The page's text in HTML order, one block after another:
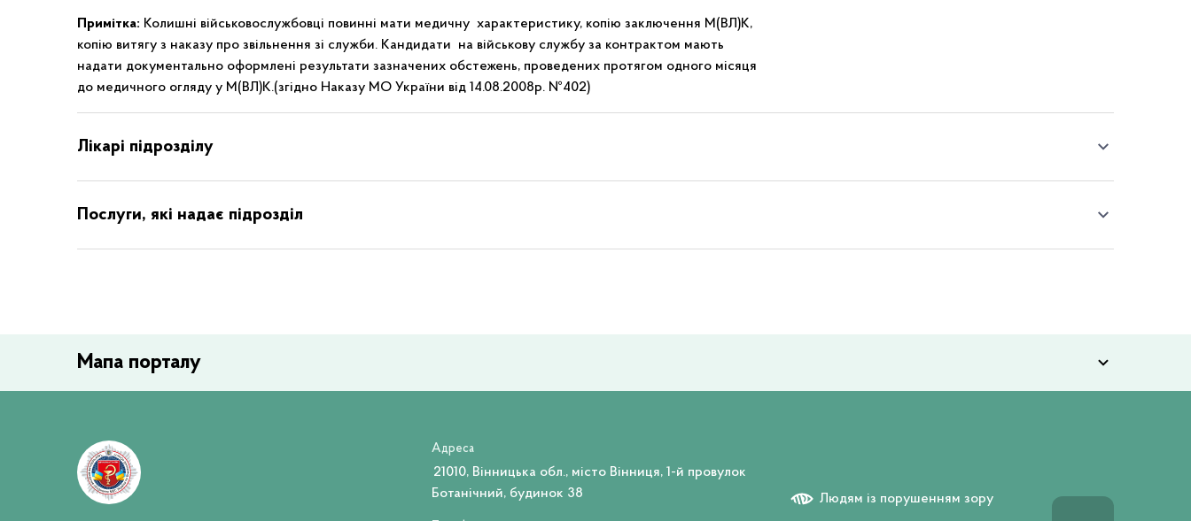
Примітка: Колишні військовослужбовці повинні мати медичну характеристику, копію заключення М(ВЛ)К,
копію витягу з наказу про звільнення зі служби. Кандидати на військову службу за контрактом мають
надати документально оформлені результати зазначених обстежень, проведених протягом одного місяця
до медичного огляду у М(ВЛ)К.(згідно Наказу МО України від 14.08.2008р. №402)
Лікарі підрозділу
Послуги, які надає підрозділ
Мапа порталу
Адреса
21010, Вінницька обл., місто Вінниця, 1-й провулок
Ботанічний, будинок 38
Людям із порушенням зору